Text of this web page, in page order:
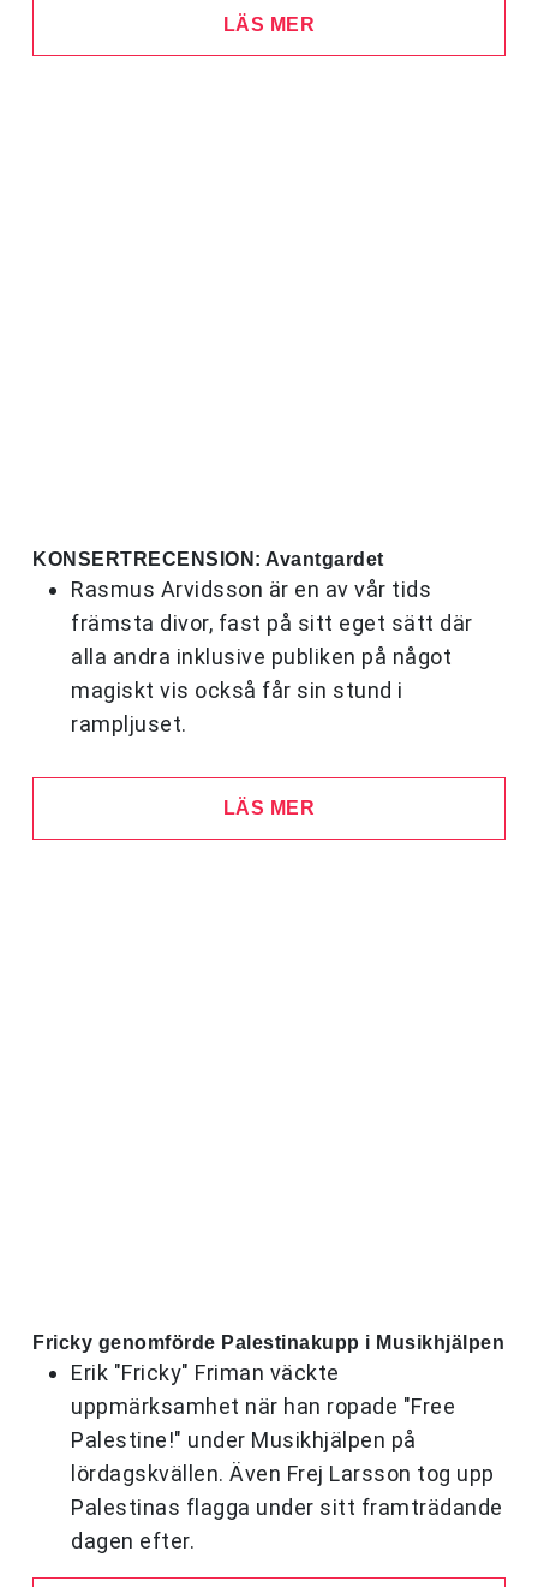
LÄS MER
KONSERTRECENSION: Avantgardet
Rasmus Arvidsson är en av vår tids
främsta divor, fast på sitt eget sätt där
alla andra inklusive publiken på något
magiskt vis också får sin stund i
rampljuset.
LÄS MER
Fricky genomförde Palestinakupp i Musikhjälpen
Erik "Fricky" Friman väckte
uppmärksamhet när han ropade "Free
Palestine!" under Musikhjälpen på
lördagskvällen. Även Frej Larsson tog upp
Palestinas flagga under sitt framträdande
dagen efter.